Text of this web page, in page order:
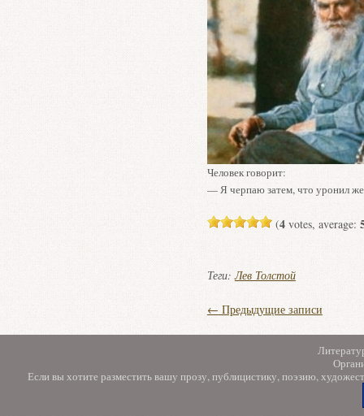
Человек говорит:
— Я черпаю затем, что уронил
(4votes, average:
Теги:Лев Толстой
← Предыдущие записи
Если вы хотите разместить вашу прозу, публицистику, поэзию,